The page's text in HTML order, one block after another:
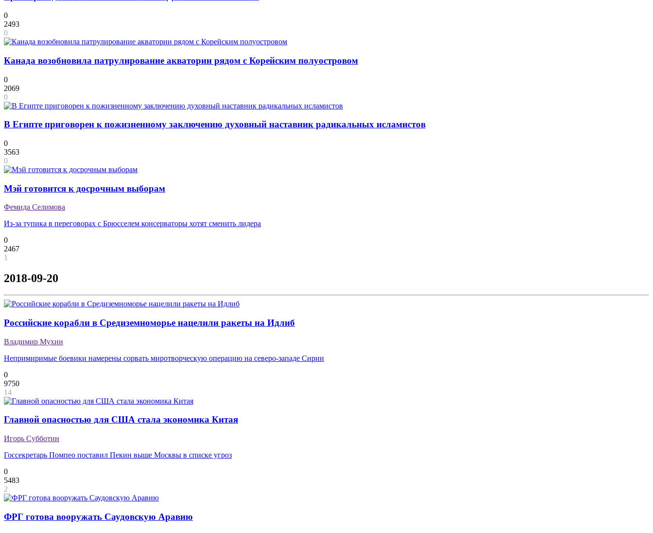
0
2493
0
Канада возобновила патрулирование акватории рядом с Корейским полуостровом
0
2069
0
В Египте приговорен к пожизненному заключению духовный наставник радикальных исламистов
0
3563
0
Мэй готовится к досрочным выборам
Фемида Селимова
Из-за тупика в переговорах с Брюсселем консерваторы хотят сменить лидера
0
2467
1
2018-09-20
Российские корабли в Средиземноморье нацелили ракеты на Идлиб
Владимир Мухин
Непримиримые боевики намерены сорвать миротворческую операцию на северо-западе Сирии
0
9750
14
Главной опасностью для США стала экономика Китая
Игорь Субботин
Госсекретарь Помпео поставил Пекин выше Москвы в списке угроз
0
5483
2
ФРГ готова вооружать Саудовскую Аравию